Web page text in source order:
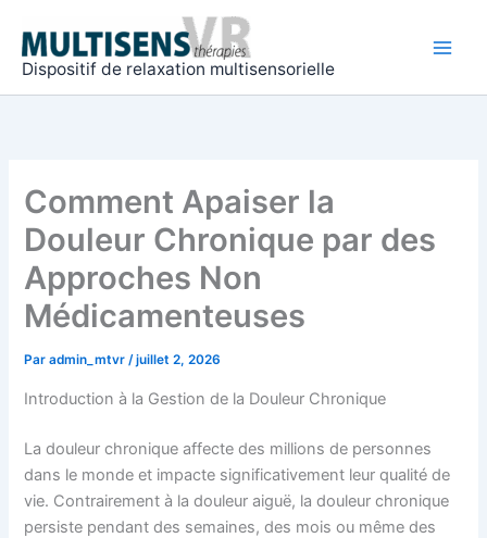
contenu
Dispositif de relaxation multisensorielle
Comment Apaiser la
Douleur Chronique par des
Approches Non
Médicamenteuses
Paradmin_mtvr/juillet 2, 2026
Introduction à la Gestion de la Douleur Chronique
La douleur chronique affecte des millions de personnes
dans le monde et impacte significativement leur qualité de
vie. Contrairement à la douleur aiguë, la douleur chronique
persiste pendant des semaines, des mois ou même des